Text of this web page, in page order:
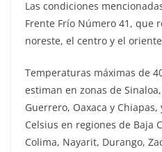
Las condiciones
Frente Frío Número 41, que
noreste, el centro y el
Temperaturas máximas de
estiman en zonas de
Guerrero, Oaxaca y
Celsius en regiones de Baja
Colima, Nayarit, Durango,